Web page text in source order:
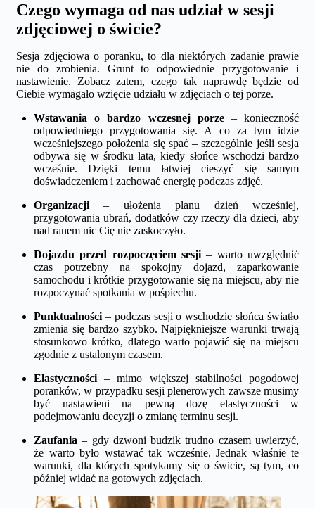
Czego wymaga od nas udział w sesji
zdjęciowej o świcie?
Sesja zdjęciowa o poranku, to dla niektórych zadanie prawie
nie do zrobienia. Grunt to odpowiednie przygotowanie i
nastawienie. Zobacz zatem, czego tak naprawdę będzie od
Ciebie wymagało wzięcie udziału w zdjęciach o tej porze.
Wstawania o bardzo wczesnej porze– konieczność
odpowiedniego przygotowania się. A co za tym idzie
wcześniejszego położenia się spać – szczególnie jeśli sesja
odbywa się w środku lata, kiedy słońce wschodzi bardzo
wcześnie. Dzięki temu łatwiej cieszyć się samym
doświadczeniem i zachować energię podczas zdjęć.
Organizacji– ułożenia planu dzień wcześniej,
przygotowania ubrań, dodatków czy rzeczy dla dzieci, aby
nad ranem nic Cię nie zaskoczyło.
Dojazdu przed rozpoczęciem sesji – warto uwzględnić
czas potrzebny na spokojny dojazd, zaparkowanie
samochodu i krótkie przygotowanie się na miejscu, aby nie
rozpoczynać spotkania w pośpiechu.
Punktualności – podczas sesji o wschodzie słońca światło
zmienia się bardzo szybko. Najpiękniejsze warunki trwają
stosunkowo krótko, dlatego warto pojawić się na miejscu
zgodnie z ustalonym czasem.
Elastyczności– mimo większej stabilności pogodowej
poranków, w przypadku sesji plenerowych zawsze musimy
być nastawieni na pewną dozę elastyczności w
podejmowaniu decyzji o zmianę terminu sesji.
Zaufania– gdy dzwoni budzik trudno czasem uwierzyć,
że warto było wstawać tak wcześnie. Jednak właśnie te
warunki, dla których spotykamy się o świcie, są tym, co
później widać na gotowych zdjęciach.